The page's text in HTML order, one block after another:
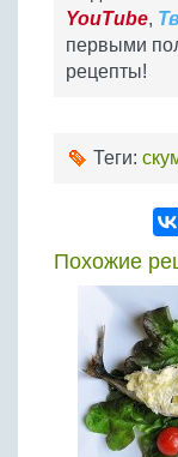
YouTube,
первыми
рецепты!
Теги:
Похожие